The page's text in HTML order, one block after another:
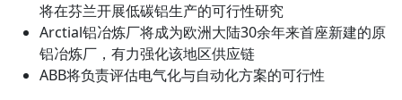
将在芬兰开展低碳铝生产的可行性研究
Arctial铝冶炼厂将成为欧洲大陆30余年来首座新建的原
铝冶炼厂，有力强化该地区供应链
ABB将负责评估电气化与自动化方案的可行性